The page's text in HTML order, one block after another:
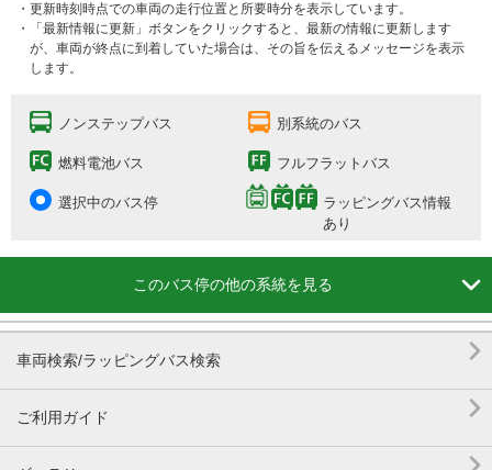
・更新時刻時点での車両の走行位置と所要時分を表示しています。
・「最新情報に更新」ボタンをクリックすると、最新の情報に更新します
が、車両が終点に到着していた場合は、その旨を伝えるメッセージを表示
します。
ノンステップバス 別系統のバス
燃料電池バス フルフラットバス
選択中のバス停
ラッピングバス情報
あり
このバス停の他の系統を見る 
車両検索/ラッピングバス検索 
ご利用ガイド 